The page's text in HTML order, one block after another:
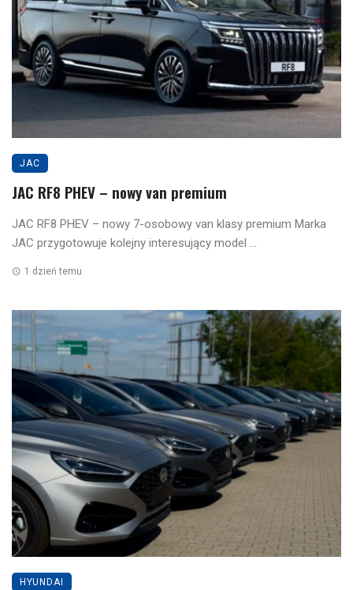
JAC
JAC RF8 PHEV – nowy van premium
JAC RF8 PHEV – nowy 7-osobowy van klasy premium Marka
JAC przygotowuje kolejny interesujący model ...
1 dzień temu
HYUNDAI